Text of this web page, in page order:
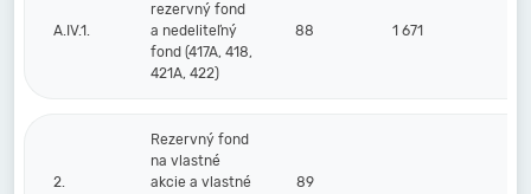
A.IV.1.
rezervný fond
a nedeliteľný
fond (417A, 418,
421A, 422)
88 1 671
2.
Rezervný fond
na vlastné
akcie a vlastné
89